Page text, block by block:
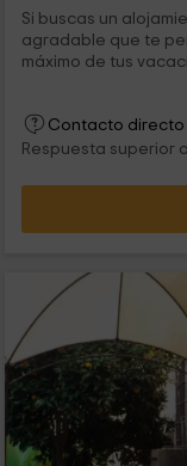
Si buscas un
agradable que te
máximo de tus
de Cabezuela del
exterior y la comodidad de
una escapada
Solo así podrás
para superar los
reserva. Lo
Contacto directo
Respuesta superior